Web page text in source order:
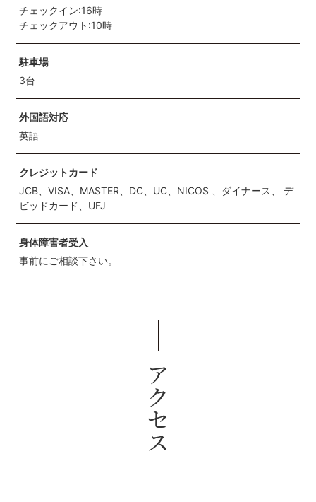
チェックイン:16時
チェックアウト:10時
駐車場
3台
外国語対応
英語
クレジットカード
JCB、VISA、MASTER、DC、UC、NICOS 、ダイナース、 デ
ビッドカード、UFJ
身体障害者受入
事前にご相談下さい。
アクセス